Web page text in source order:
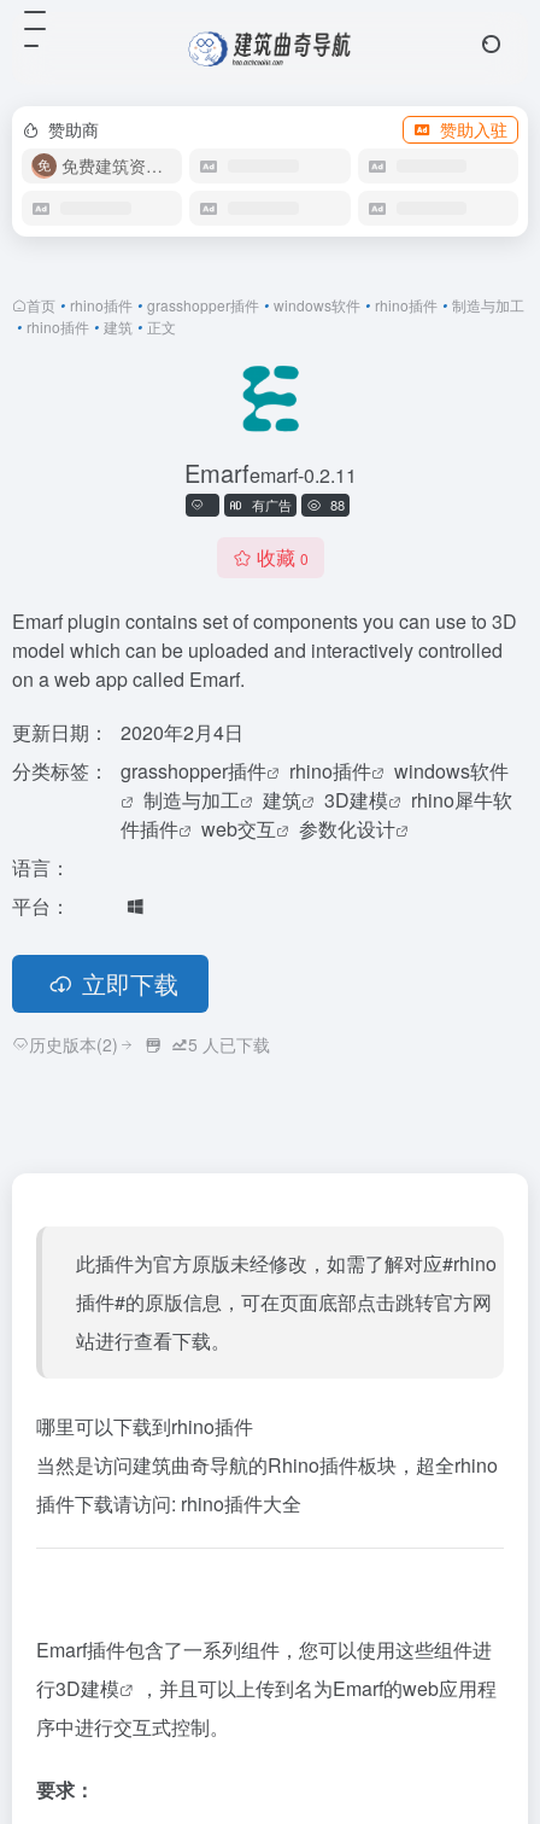
赞助商
赞助入驻
免费建筑资源库
首页 • rhino插件 • grasshopper插件 • windows软件 • rhino插件 • 制造与加工
• rhino插件 • 建筑 • 正文
Emarfemarf-0.2.11
有广告 88
收藏 0
Emarf plugin contains set of components you can use to 3D
model which can be uploaded and interactively controlled
on a web app called Emarf.
更新日期：
2020年2月4日
分类标签：
grasshopper插件 rhino插件
windows软件
制造与加工
建筑 3D建模
rhino犀牛软
件插件
web交互
参数化设计
语言：
平台：
立即下载
历史版本(2) 5 人已下载
此插件为官方原版未经修改，如需了解对应#rhino
插件#的原版信息，可在页面底部点击跳转官方网
站进行查看下载。
哪里可以下载到rhino插件
当然是访问建筑曲奇导航的Rhino插件板块，超全rhino
插件下载请访问: rhino插件大全
Emarf插件包含了一系列组件，您可以使用这些组件进
行3D建模
，并且可以上传到名为Emarf的web应用程
序中进行交互式控制。
要求：